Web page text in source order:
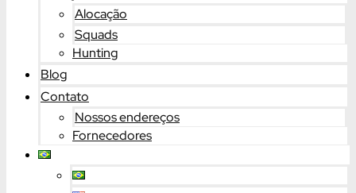
Alocação
Squads
Hunting
Blog
Contato
Nossos endereços
Fornecedores